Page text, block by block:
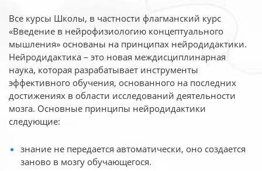
Все курсы Школы, в частности флагманский курс
«Введение в нейрофизиологию концептуального
мышления» основаны на принципах нейродидактики.
Нейродидактика – это новая междисциплинарная
наука, которая разрабатывает инструменты
эффективного обучения, основанного на последних
достижениях в области исследований деятельности
мозга. Основные принципы нейродидактики
следующие:
знание не передается автоматически, оно создается
заново в мозгу обучающегося.